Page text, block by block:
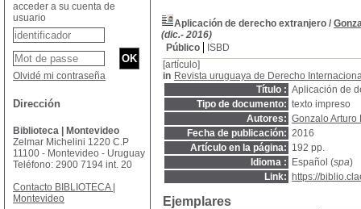
Aplicación de derecho extranjero /
(dic.- 2016)
Público
ISBD
[artículo]
in Revista uruguaya de Derecho
Título : Aplicación de
Tipo de documento: texto impreso
Autores: Gonzalo Arturo
Fecha de publicación: 2016
Artículo en la página: 192 pp.
Idioma :
Español (spa)
Link:
https://
Ejemplares
acceder a su cuenta de
usuario
Olvidé mi contraseña
Dirección
Biblioteca | Montevideo
Zelmar Michelini 1220 C.P
11100 - Montevideo - Uruguay
Teléfono: 2900 7194 int. 20
Contacto BIBLIOTECA |
Montevideo